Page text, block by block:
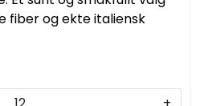
fiber og ekte italiensk